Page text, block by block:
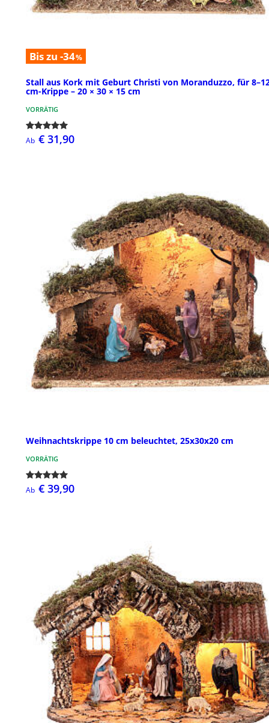
Bis zu -34%
Stall aus Kork mit Geburt Christi von Moranduzzo, für
cm-Krippe – 20 × 30 × 15 cm
VORRÄTIG
Ab € 31,90
Weihnachtskrippe 10 cm beleuchtet, 25x30x20 cm
VORRÄTIG
Ab € 39,90